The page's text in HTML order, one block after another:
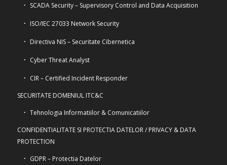
SCADA Security – Supervisory Control and Data Acquisition
ISO/IEC 27033 Network Security
Directiva NIS – Securitate Cibernetica
Cyber Threat Analyst
CIR – Certified Incident Responder
SECURITATE DOMENIUL ITC&C
Tehnologia Informatiilor & Comunicatiilor
CONFIDENTIALITATE SI PROTECTIA DATELOR / PRIVACY & DATA
PROTECTION
GDPR – Protectia Datelor